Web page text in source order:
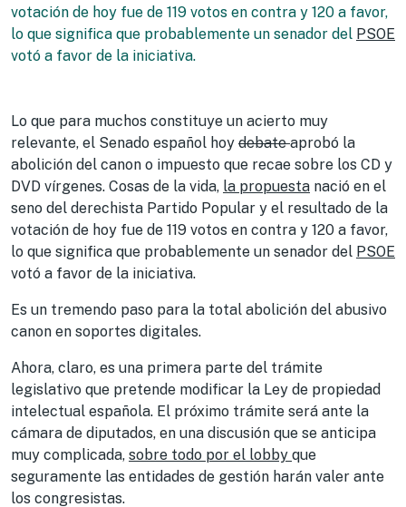
votación de hoy fue de 119 votos en contra y 120 a favor,
lo que significa que probablemente un senador del PSOE
votó a favor de la iniciativa.
Lo que para muchos constituye un acierto muy
relevante, el Senado español hoy debateaprobó la
abolición del canon o impuesto que recae sobre los CD y
DVD vírgenes. Cosas de la vida, la propuesta nació en el
seno del derechista Partido Popular y el resultado de la
votación de hoy fue de 119 votos en contra y 120 a favor,
lo que significa que probablemente un senador del PSOE
votó a favor de la iniciativa.
Es un tremendo paso para la total abolición del abusivo
canon en soportes digitales.
Ahora, claro, es una primera parte del trámite
legislativo que pretende modificar la Ley de propiedad
intelectual española. El próximo trámite será ante la
cámara de diputados, en una discusión que se anticipa
muy complicada, sobre todo por el lobby que
seguramente las entidades de gestión harán valer ante
los congresistas.